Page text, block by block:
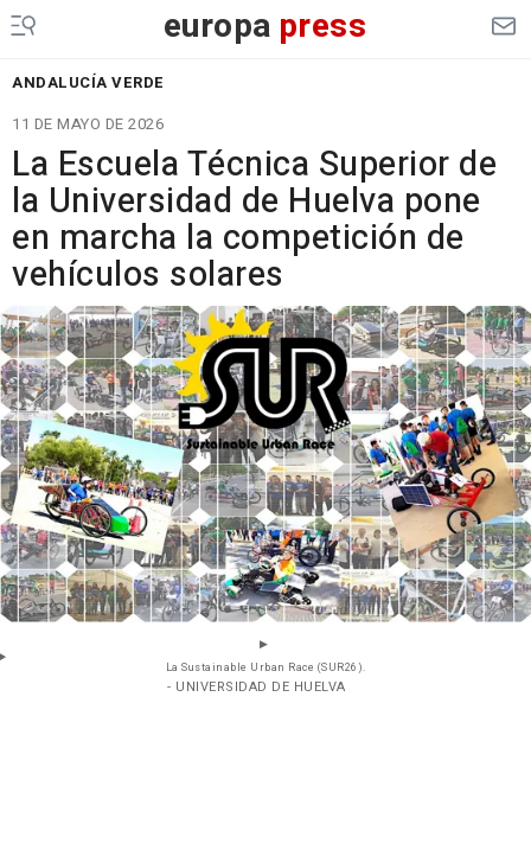
europa press
ANDALUCÍA VERDE
11 DE MAYO DE 2026
La Escuela Técnica Superior de
la Universidad de Huelva pone
en marcha la competición de
vehículos solares
La Sustainable Urban Race (SUR26).
- UNIVERSIDAD DE HUELVA